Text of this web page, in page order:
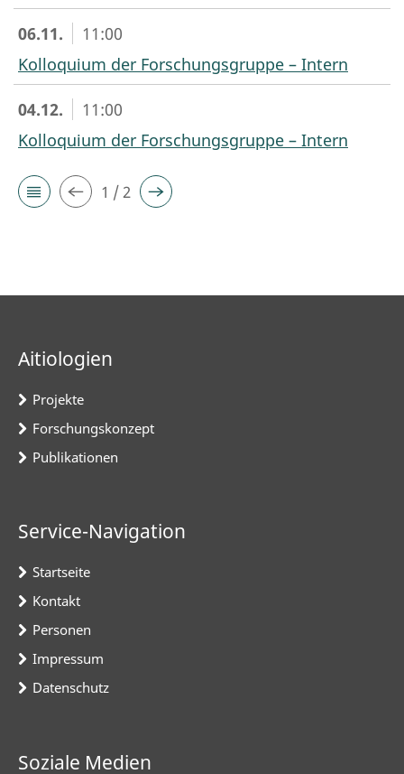
06.11.
11:00
Kolloquium der Forschungsgruppe – Intern
04.12.
11:00
Kolloquium der Forschungsgruppe – Intern
1 / 2
Aitiologien
Projekte
Forschungskonzept
Publikationen
Service-Navigation
Startseite
Kontakt
Personen
Impressum
Datenschutz
Soziale Medien